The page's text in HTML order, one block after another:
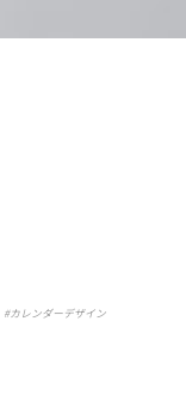
#カレンダーデザイン